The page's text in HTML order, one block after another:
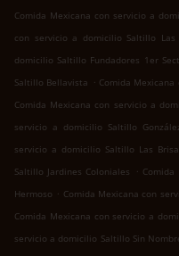
Comida Mexicana con servicio a
con servicio a domicilio Saltillo Las
domicilio Saltillo Fundadores 1er
Saltillo Bellavista . Comida
Comida Mexicana con servicio a
servicio a domicilio Saltillo
servicio a domicilio Saltillo Las
Saltillo Jardines Coloniales
.
Hermoso . Comida Mexicana con
Comida Mexicana con servicio a
servicio a domicilio Saltillo Sin